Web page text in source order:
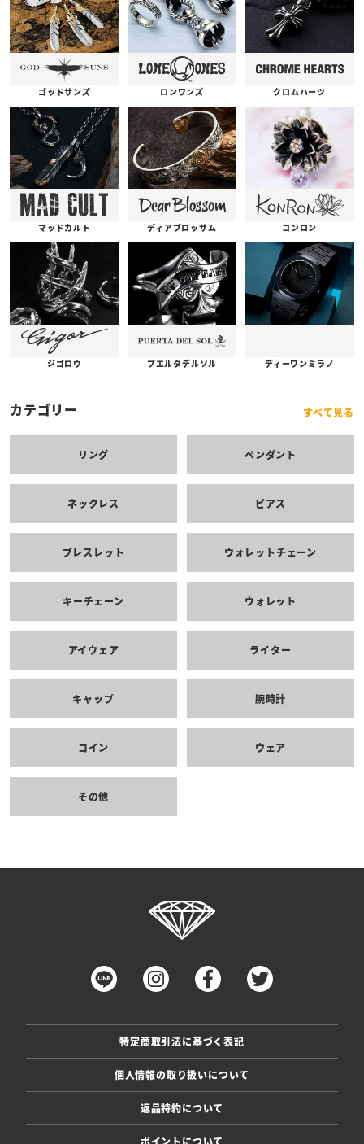
ゴッドサンズ ロンワンズ クロムハーツ
マッドカルト ディアブロッサム コンロン
ジゴロウ プエルタデルソル ディーワンミラノ
カテゴリー すべて見る
リング ペンダント
ネックレス ピアス
ブレスレット ウォレットチェーン
キーチェーン ウォレット
アイウェア ライター
キャップ 腕時計
コイン ウェア
その他
特定商取引法に基づく表記
個人情報の取り扱いについて
返品特約について
ポイントについて